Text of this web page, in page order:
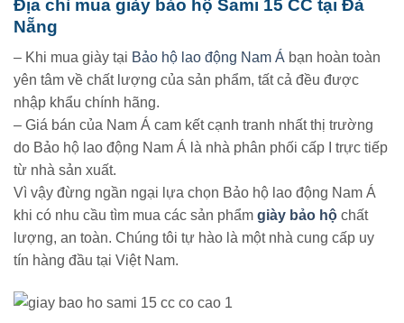
Địa chỉ mua giày bảo hộ Sami 15 CC tại Đà
Nẵng
– Khi mua giày tại Bảo hộ lao động Nam Á bạn hoàn toàn
yên tâm về chất lượng của sản phẩm, tất cả đều được
nhập khẩu chính hãng.
– Giá bán của Nam Á cam kết cạnh tranh nhất thị trường
do Bảo hộ lao động Nam Á là nhà phân phối cấp I trực tiếp
từ nhà sản xuất.
Vì vậy đừng ngần ngại lựa chọn Bảo hộ lao động Nam Á
khi có nhu cầu tìm mua các sản phẩm giày bảo hộ chất
lượng, an toàn. Chúng tôi tự hào là một nhà cung cấp uy
tín hàng đầu tại Việt Nam.